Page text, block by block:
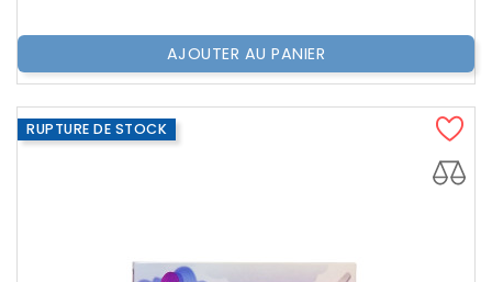
AJOUTER AU PANIER
RUPTURE DE STOCK